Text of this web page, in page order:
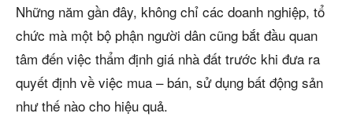
Những năm gần đây, không chỉ các doanh nghiệp, tổ
chức mà một bộ phận người dân cũng bắt đầu quan
tâm đến việc thẩm định giá nhà đất trước khi đưa ra
quyết định về việc mua – bán, sử dụng bất động sản
như thế nào cho hiệu quả.